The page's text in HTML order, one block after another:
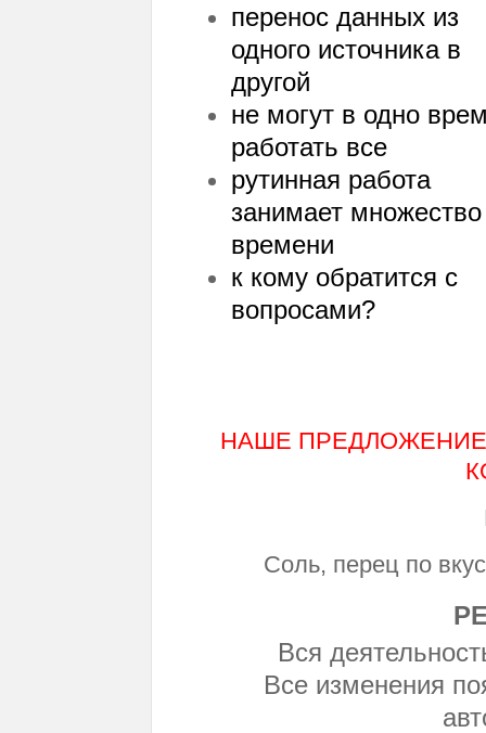
перенос данных из
одного источника в
другой
не могут в одно
работать все
рутинная работа
занимает множество
времени
к кому обратится с
вопросами?
НАШЕ
Соль, перец по
Вся
Все изменения